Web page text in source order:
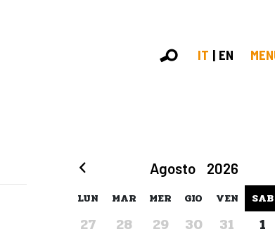
IT EN
Agosto 2026
LUN MAR MER GIO VEN SAB
27 28 29 30 31 1